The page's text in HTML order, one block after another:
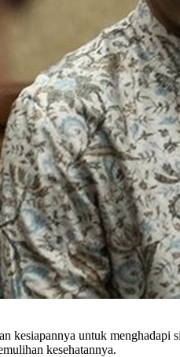
untuk menghadapi
kesehatannya.